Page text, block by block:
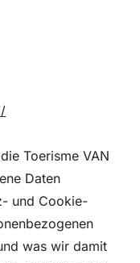
Toerisme VAN
Daten
und Cookie-
was wir damit